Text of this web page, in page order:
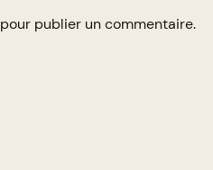
pour publier un commentaire.